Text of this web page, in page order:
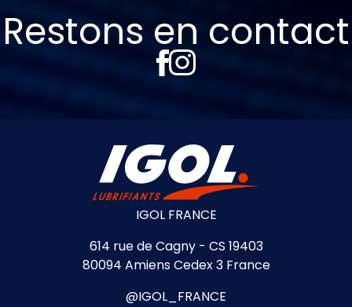
Restons en contact
IGOL FRANCE
614 rue de Cagny - CS 19403
80094 Amiens Cedex 3 France
@IGOL_FRANCE